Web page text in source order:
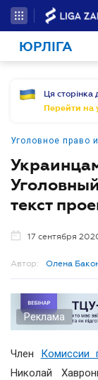
ЮРЛІГА
Ця
Перейти на
Уголовное право
текст
17 сентября
Автор: Олена
Реклама
Член Комиссии
Николай